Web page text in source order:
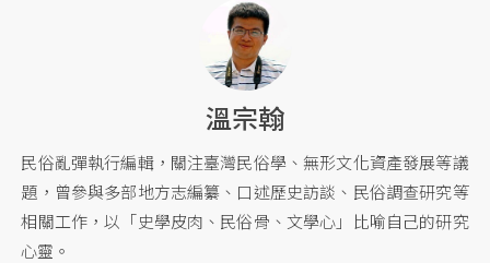
溫宗翰
民俗亂彈執行編輯，關注臺灣民俗學、無形文化資產發展等議
題，曾參與多部地方志編纂、口述歷史訪談、民俗調查研究等
相關工作，以「史學皮肉、民俗骨、文學心」比喻自己的研究
心靈。